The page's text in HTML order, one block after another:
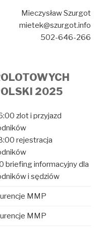
Mieczysław Szurgot
mietek@szurgot.info
502-646-266
2025
zlot i przyjazd
rejestracja
briefing informacyjny dla
i sędziów
MMP
MMP